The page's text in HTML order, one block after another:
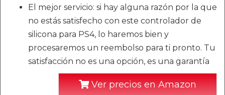
El mejor servicio: si hay alguna razón por la que
no estás satisfecho con este controlador de
silicona para PS4, lo haremos bien y
procesaremos un reembolso para ti pronto. Tu
satisfacción no es una opción, es una garantía
Ver precios en Amazon